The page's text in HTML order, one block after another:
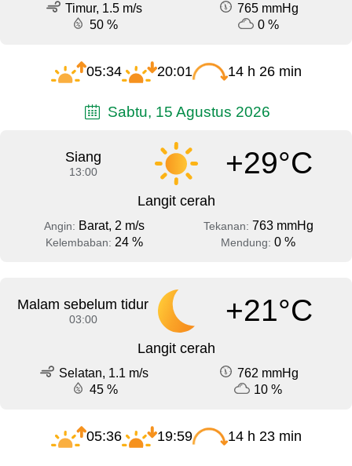
Timur, 1.5 m/s
765 mmHg
50 %
0 %
05:34 20:01 14 h 26 min
Sabtu, 15 Agustus 2026
Siang
13:00 +29°C
Langit cerah
Angin: Barat, 2 m/s Tekanan: 763 mmHg
Kelembaban: 24 % Mendung: 0 %
Malam sebelum tidur
03:00 +21°C
Langit cerah
Selatan, 1.1 m/s
762 mmHg
45 %
10 %
05:36 19:59 14 h 23 min